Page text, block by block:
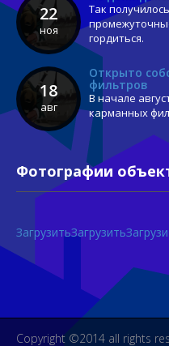
22
ноя
Так
гордиться.
18
авг
Открыто
фильтров
В начале
карманных
Фотографии
ЗагрузитьЗагрузить
Copyright ©2014 all rights